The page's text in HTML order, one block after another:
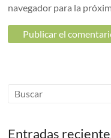
navegador para la
Entradas